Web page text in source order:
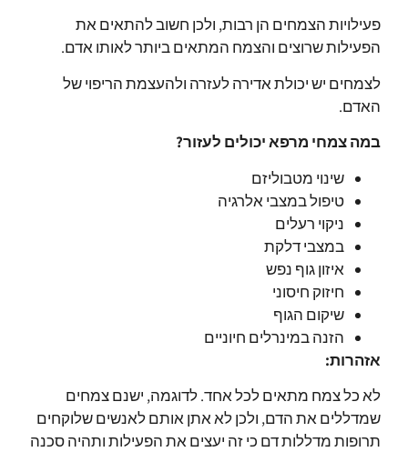
פעילויות הצמחים הן רבות, ולכן חשוב להתאים את
הפעילות שרוצים והצמח המתאים ביותר לאותו אדם.
לצמחים יש יכולת אדירה לעזרה ולהעצמת הריפוי של
האדם.
במה צמחי מרפא יכולים לעזור?
שינוי מטבוליזם
טיפול במצבי אלרגיה
ניקוי רעלים
במצבי דלקת
איזון גוף נפש
חיזוק חיסוני
שיקום הגוף
הזנה במינרלים חיוניים
אזהרות:
לא כל צמח מתאים לכל אחד. לדוגמה, ישנם צמחים
שמדללים את הדם, ולכן לא אתן אותם לאנשים שלוקחים
תרופות מדללות דם כי זה יעצים את הפעילות ותהיה סכנה